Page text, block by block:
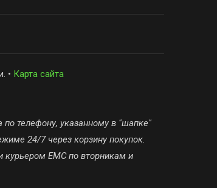
• Карта сайта
телефону, указанному в "шапке"
24/7 через корзину покупок.
курьером ЕМС по вторникам и